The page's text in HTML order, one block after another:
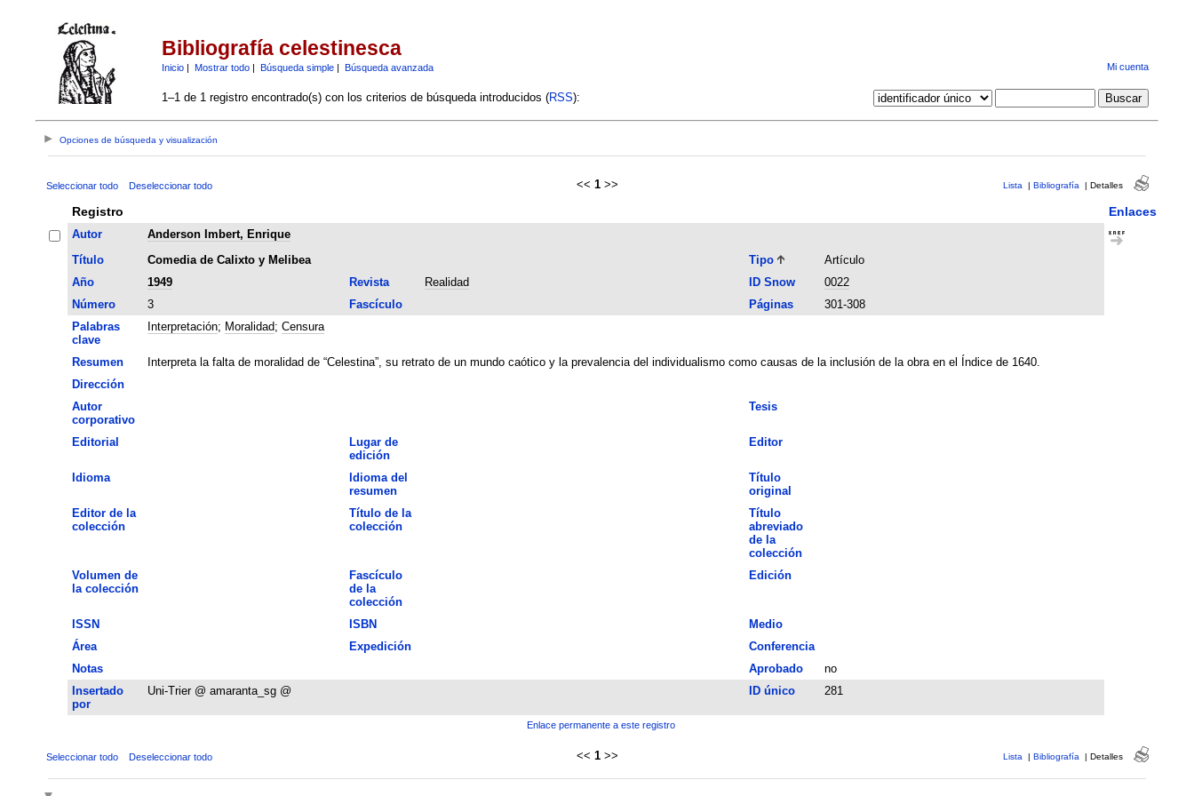
Bibliografía celestinesca
Inicio| Mostrar todo| Búsqueda simple| Búsqueda avanzada Mi cuenta
1–1 de 1 registro encontrado(s) con los criterios de búsqueda introducidos (RSS):
Opciones de búsqueda y visualización
Seleccionar todo Deseleccionar todo << 1 >> Lista | Bibliografía | Detalles
Registro Enlaces
Autor
Anderson Imbert, Enrique
Título
Comedia de Calixto y Melibea Tipo
Artículo
Año
1949 Revista Realidad ID Snow
0022
Número
3 Fascículo Páginas
301-308
Palabras
clave
Interpretación; Moralidad; Censura
Resumen
Interpreta la falta de moralidad de “Celestina”, su retrato de un mundo caótico y la prevalencia del individualismo como causas de la inclusión de la obra en el Índice de 1640.
Dirección
Autor
corporativo
Tesis
Editorial
Lugar de
edición
Editor
Idioma
Idioma del
resumen
Título
original
Editor de la
colección
Título de la
colección
Título
abreviado
de la
colección
Volumen de
la colección
Fascículo
de la
colección
Edición
ISSN ISBN
Medio
Área
Expedición
Conferencia
Notas
Aprobado
no
Insertado
por
Uni-Trier @ amaranta_sg @ ID único 281
Enlace permanente a este registro
Seleccionar todo Deseleccionar todo << 1 >> Lista | Bibliografía | Detalles